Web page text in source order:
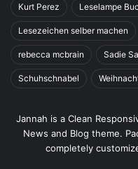
Kurt Perez Leselampe
Lesezeichen selber machen
rebecca mcbrain Sadie
Schuhschnabel
Jannah is a Clean
News and Blog theme.
completely